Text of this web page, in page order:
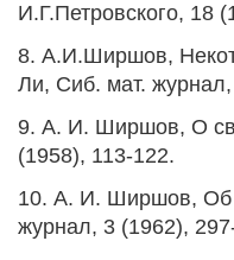
И.Г.Петровского, 18
8. А.И.Ширшов,
Ли, Сиб. мат.
9. А. И. Ширшов, О
(1958), 113-122.
10. А. И. Ширшов, Об
журнал, 3 (1962),